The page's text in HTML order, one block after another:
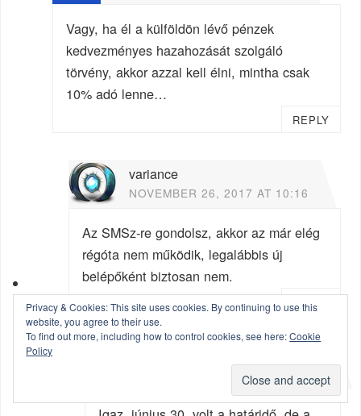
Vagy, ha él a külföldön lévő pénzek
kedvezményes hazahozását szolgáló
törvény, akkor azzal kell élni, mintha csak
10% adó lenne…
REPLY
variance
NOVEMBER 26, 2017 AT 10:16
Az SMSz-re gondolsz, akkor az már elég
régóta nem működik, legalábbis új
belépőként biztosan nem.
REPLY
NOVEMBER 26, 2017 AT 10:40
Privacy & Cookies: This site uses cookies. By continuing to use this
website, you agree to their use.
To find out more, including how to control cookies, see here:Cookie
Policy